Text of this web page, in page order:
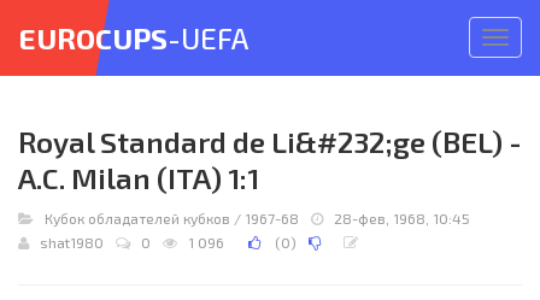
меню
EUROCUPS-UEFA
Royal Standard de Li&#232;ge (BEL) -
A.C. Milan (ITA) 1:1
Кубок обладателей кубков / 1967-68
28-фев, 1968, 10:45
shat1980
0 1 096 (0)